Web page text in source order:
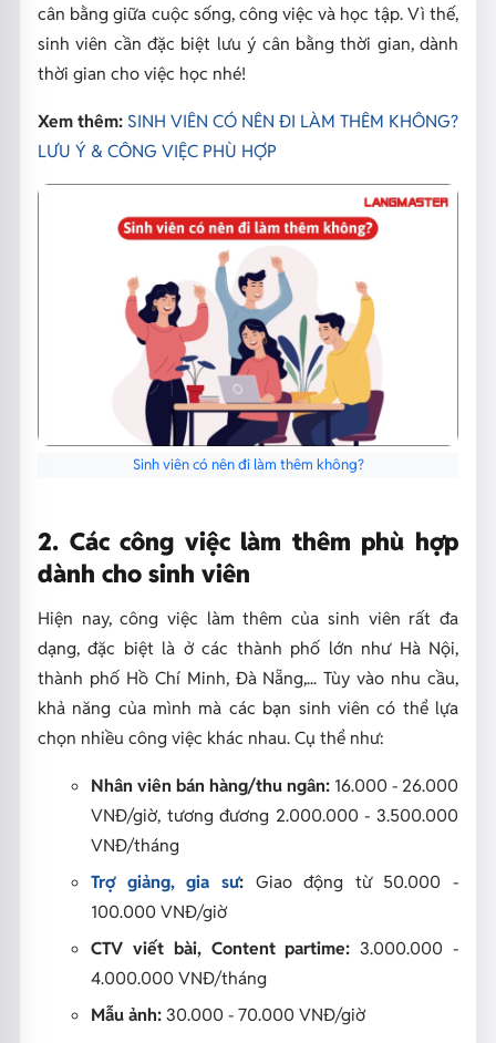
cân bằng giữa cuộc sống, công việc và học tập. Vì thế,
sinh viên cần đặc biệt lưu ý cân bằng thời gian, dành
thời gian cho việc học nhé!
Xem thêm: SINH VIÊN CÓ NÊN ĐI LÀM THÊM KHÔNG?
LƯU Ý & CÔNG VIỆC PHÙ HỢP
Sinh viên có nên đi làm thêm không?
2. Các công việc làm thêm phù hợp
dành cho sinh viên
Hiện nay, công việc làm thêm của sinh viên rất đa
dạng, đặc biệt là ở các thành phố lớn như Hà Nội,
thành phố Hồ Chí Minh, Đà Nẵng,... Tùy vào nhu cầu,
khả năng của mình mà các bạn sinh viên có thể lựa
chọn nhiều công việc khác nhau. Cụ thể như:
Nhân viên bán hàng/thu ngân: 16.000 - 26.000
VNĐ/giờ, tương đương 2.000.000 - 3.500.000
VNĐ/tháng
Trợ giảng, gia sư:Giao động từ 50.000 -
100.000 VNĐ/giờ
CTV viết bài, Content partime: 3.000.000 -
4.000.000 VNĐ/tháng
Mẫu ảnh: 30.000 - 70.000 VNĐ/giờ